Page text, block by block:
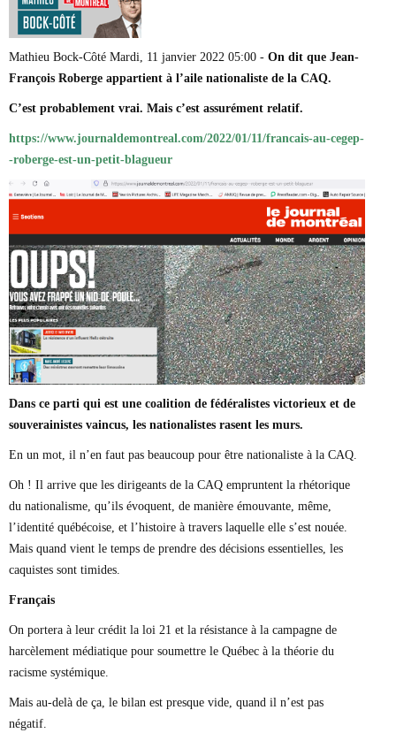
Marie-Eve Doyon
Mathieu Bock Côté
Normand Lester
Philippe Léger
Remi Nadeau
Richard Béliveau
Richard Martineau
Réjean Parent
Steve E. Fortin
Mathieu Bock-Côté Mardi, 11 janvier 2022 05:00 - On dit que Jean-
François Roberge appartient à l’aile nationaliste de la CAQ.
C’est probablement vrai. Mais c’est assurément relatif.
https://www.journaldemontreal.com/2022/01/11/francais-au-cegep-
-roberge-est-un-petit-blagueur
Dans ce parti qui est une coalition de fédéralistes victorieux et de
souverainistes vaincus, les nationalistes rasent les murs.
En un mot, il n’en faut pas beaucoup pour être nationaliste à la CAQ.
Oh ! Il arrive que les dirigeants de la CAQ empruntent la rhétorique
du nationalisme, qu’ils évoquent, de manière émouvante, même,
l’identité québécoise, et l’histoire à travers laquelle elle s’est nouée.
Mais quand vient le temps de prendre des décisions essentielles, les
caquistes sont timides.
Français
On portera à leur crédit la loi 21 et la résistance à la campagne de
harcèlement médiatique pour soumettre le Québec à la théorie du
racisme systémique.
Mais au-delà de ça, le bilan est presque vide, quand il n’est pas
négatif.